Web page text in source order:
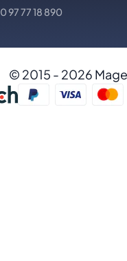
97 77 18 890
© 2015 - 2026